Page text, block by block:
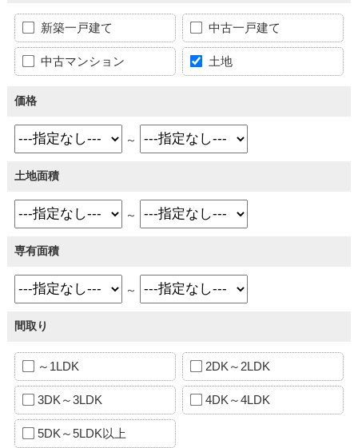
新築一戸建て 中古一戸建て
中古マンション 土地
価格
～
土地面積
～
専有面積
～
間取り
～1LDK 2DK～2LDK
3DK～3LDK 4DK～4LDK
5DK～5LDK以上